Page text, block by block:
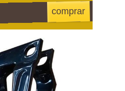
comprar